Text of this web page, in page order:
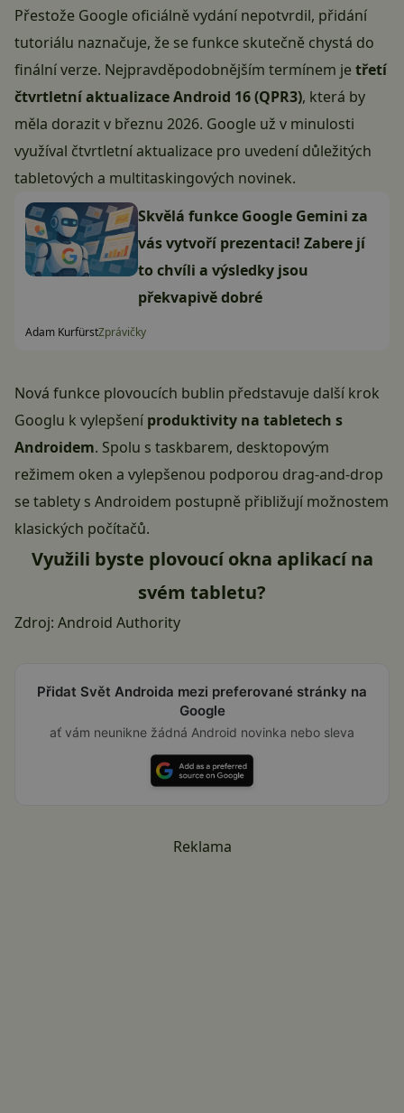
Přestože Google oficiálně vydání nepotvrdil, přidání
tutoriálu naznačuje, že se funkce skutečně chystá do
finální verze. Nejpravděpodobnějším termínem jetřetí
čtvrtletní aktualizace Android 16 (QPR3), která by
měla dorazit v březnu 2026. Google už v minulosti
využíval čtvrtletní aktualizace pro uvedení důležitých
tabletových a multitaskingových novinek.
Skvělá funkce Google Gemini za
vás vytvoří prezentaci! Zabere jí
to chvíli a výsledky jsou
překvapivě dobré
Adam KurfürstZprávičky
Nová funkce plovoucích bublin představuje další krok
Googlu k vylepšení produktivity na tabletech s
Androidem. Spolu s taskbarem, desktopovým
režimem oken a vylepšenou podporou drag-and-drop
se tablety s Androidem postupně přibližují možnostem
klasických počítačů.
Využili byste plovoucí okna aplikací na
svém tabletu?
Zdroj: Android Authority
Přidat Svět Androida mezi preferované stránky na
Google
ať vám neunikne žádná Android novinka nebo sleva
Reklama